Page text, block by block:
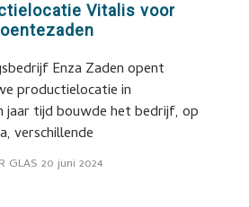
Vitalis voor
Enza Zaden opent
productielocatie in
jaar tijd bouwde het bedrijf, op
verschillende
GLAS 20 juni 2024